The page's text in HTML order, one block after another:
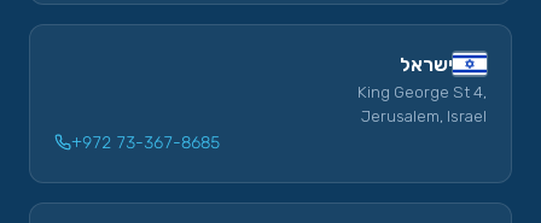
ישראל
King George St 4,
Jerusalem, Israel
+972 73-367-8685